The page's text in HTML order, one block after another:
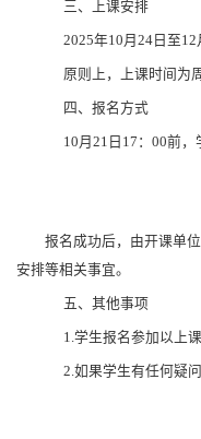
三、上课安排
2025年10月24日至12
原则上，上课时间为
四、报名方式
10月21日17：00前，
报名成功后，由开课单
安排等相关事宜。
五、其他事项
1.学生报名参加以上
2.如果学生有任何疑